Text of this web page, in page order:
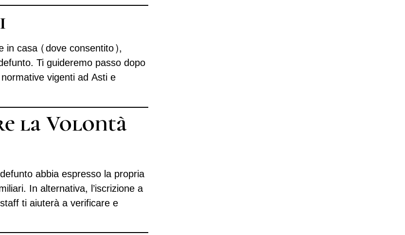
in casa (dove consentito),
Ti guideremo passo dopo
vigenti ad Asti e
la Volontà
abbia espresso la propria
In alternativa, l’iscrizione a
ti aiuterà a verificare e